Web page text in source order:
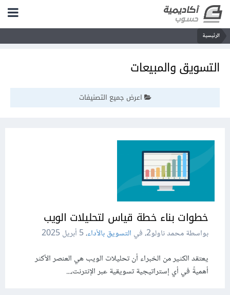
الرئيسية
التسويق والمبيعات
اعرض جميع التصنيفات
خطوات بناء خطة قياس لتحليلات الويب
بواسطة محمد ناولو2، في التسويق بالأداء،5 أبريل 2025
يعتقد الكثير من الخبراء أن تحليلات الويب هي العنصر الأكثر
أهميةً في أي إستراتيجية تسويقية عبر الإنترنت،...